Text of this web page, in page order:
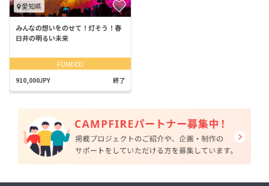
愛知県
みんなの想いをのせて！灯そう！春
日井の明るい未来
FUNDED
910,000JPY 終了